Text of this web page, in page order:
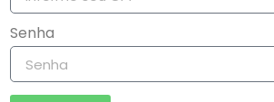
Senha